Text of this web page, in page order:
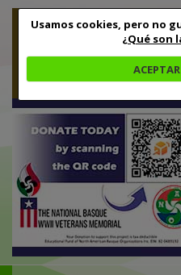
Usamos cookies, pero no
¿Qué son